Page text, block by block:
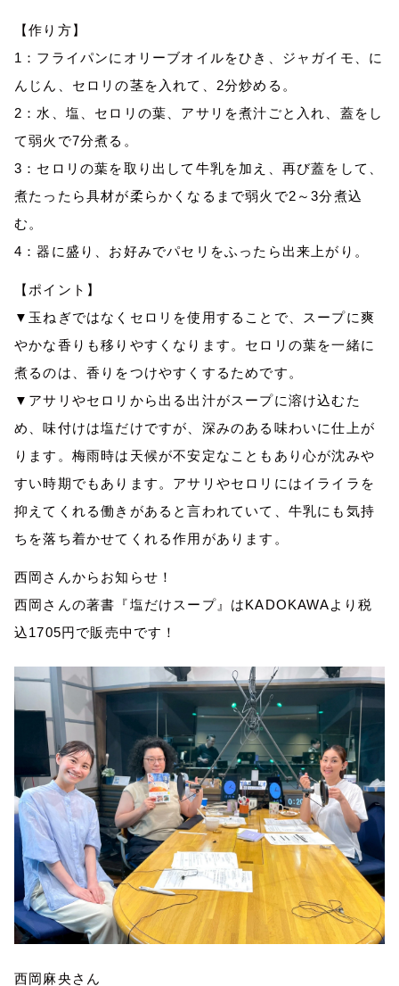
【作り方】
1：フライパンにオリーブオイルをひき、ジャガイモ、に
んじん、セロリの茎を入れて、2分炒める。
2：水、塩、セロリの葉、アサリを煮汁ごと入れ、蓋をし
て弱火で7分煮る。
3：セロリの葉を取り出して牛乳を加え、再び蓋をして、
煮たったら具材が柔らかくなるまで弱火で2～3分煮込
む。
4：器に盛り、お好みでパセリをふったら出来上がり。
【ポイント】
▼玉ねぎではなくセロリを使用することで、スープに爽
やかな香りも移りやすくなります。セロリの葉を一緒に
煮るのは、香りをつけやすくするためです。
▼アサリやセロリから出る出汁がスープに溶け込むた
め、味付けは塩だけですが、深みのある味わいに仕上が
ります。梅雨時は天候が不安定なこともあり心が沈みや
すい時期でもあります。アサリやセロリにはイライラを
抑えてくれる働きがあると言われていて、牛乳にも気持
ちを落ち着かせてくれる作用があります。
西岡さんからお知らせ！
西岡さんの著書『塩だけスープ』はKADOKAWAより税
込1705円で販売中です！
西岡麻央さん